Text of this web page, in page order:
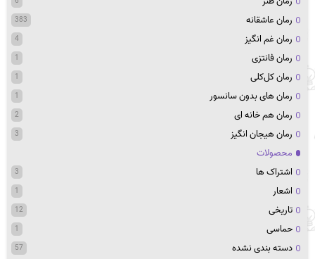
رمان عاشقانه 383
رمان غم انگیز 4
رمان فانتزی 1
رمان کل‌کلی 1
رمان های بدون سانسور 1
رمان هم خانه ای 2
رمان هیجان انگیز 3
محصولات
اشتراک ها
3
اشعار 1
تاریخی 12
حماسی 1
دسته بندی نشده 57